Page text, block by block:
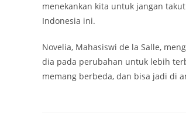
menekankan kita untuk jangan
Indonesia ini.
Novelia, Mahasiswi de la Salle,
dia pada perubahan untuk lebih
memang berbeda, dan bisa jadi di